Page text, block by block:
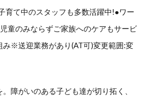
育て中のスタッフも多数活躍中!●ワー
童のみならずご家族へのケアもサービ
み※送迎業務があり(AT可)変更範囲:変
。障がいのある子ども達が切り拓く、